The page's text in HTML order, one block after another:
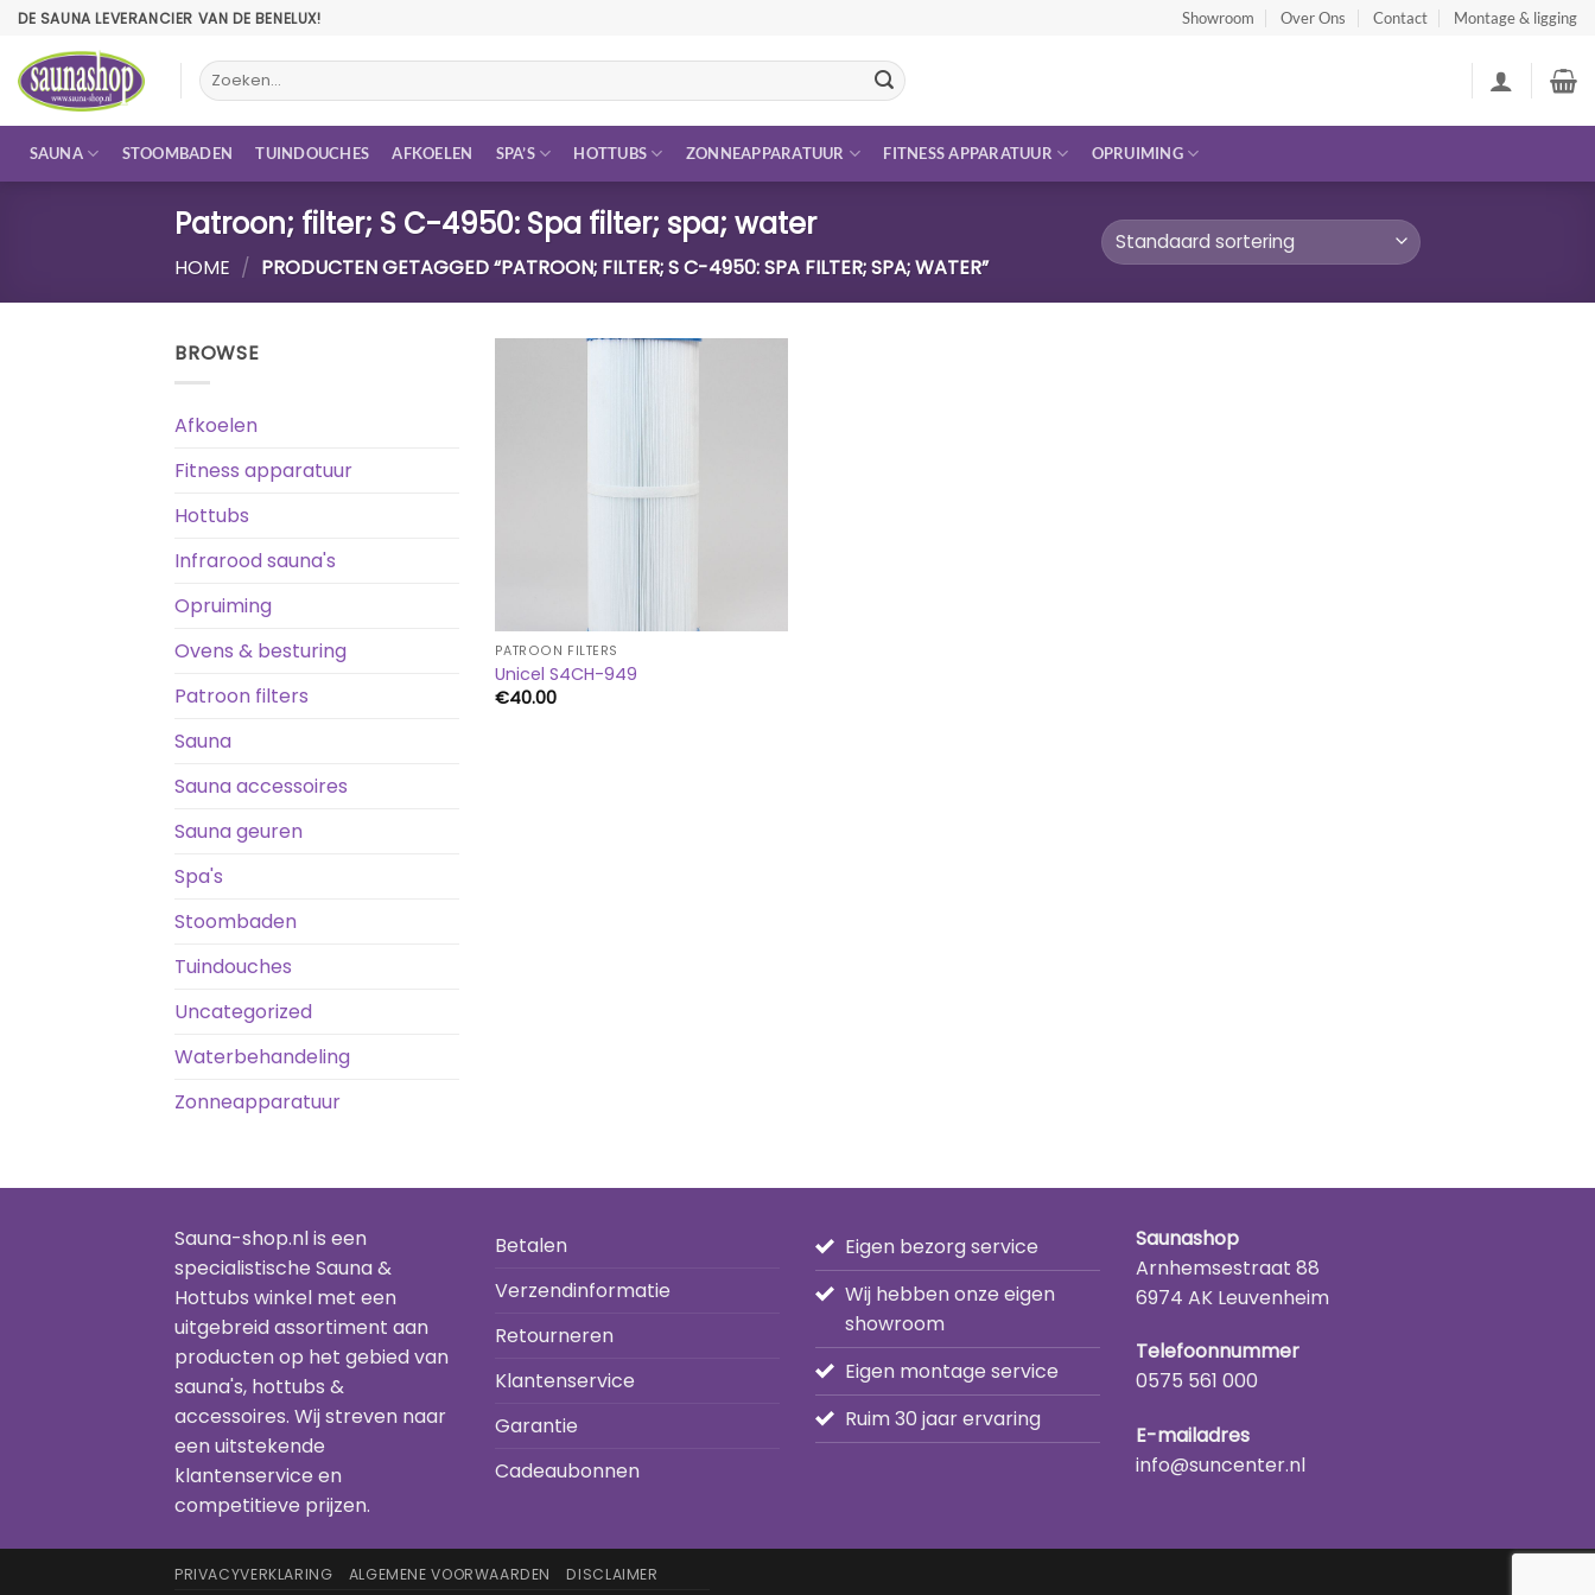
Ga
inhoud
DE SAUNA LEVERANCIER VAN DE BENELUX! Showroom Over Ons Contact Montage & ligging
Zoeken
naar:
SAUNA STOOMBADEN TUINDOUCHES AFKOELEN SPA’S HOTTUBS ZONNEAPPARATUUR FITNESS APPARATUUR OPRUIMING
Patroon; filter; S C-4950: Spa filter; spa; water
HOME / PRODUCTEN GETAGGED “PATROON; FILTER; S C-4950: SPA FILTER; SPA; WATER”
BROWSE
Afkoelen
Fitness apparatuur
Hottubs
Infrarood sauna's
Opruiming
Ovens & besturing
Patroon filters
Sauna
Sauna accessoires
Sauna geuren
Spa's
Stoombaden
Tuindouches
Uncategorized
Waterbehandeling
Zonneapparatuur
PATROON FILTERS
Unicel S4CH-949
€40.00
Sauna-shop.nl is een
specialistische Sauna &
Hottubs winkel met een
uitgebreid assortiment aan
producten op het gebied van
sauna's, hottubs &
accessoires. Wij streven naar
een uitstekende
klantenservice en
competitieve prijzen.
Betalen
Verzendinformatie
Retourneren
Klantenservice
Garantie
Cadeaubonnen
Eigen bezorg service
Wij hebben onze eigen
showroom
Eigen montage service
Ruim 30 jaar ervaring
Saunashop
Arnhemsestraat 88
6974 AK Leuvenheim
Telefoonnummer
0575 561 000
E-mailadres
info@suncenter.nl
PRIVACYVERKLARING ALGEMENE VOORWAARDEN DISCLAIMER